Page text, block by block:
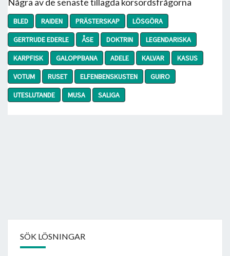
BLED RAIDEN PRÄSTERSKAP
LÖSGÖRA
GERTRUDE EDERLE
ÅSE DOKTRIN
LEGENDARISKA
KARPFISK
GALOPPBANA ADELE KALVAR
KASUS
VOTUM
RUSET ELFENBENSKUSTEN
GUIRO
UTESLUTANDE
MUSA SALIGA
SÖK LÖSNINGAR